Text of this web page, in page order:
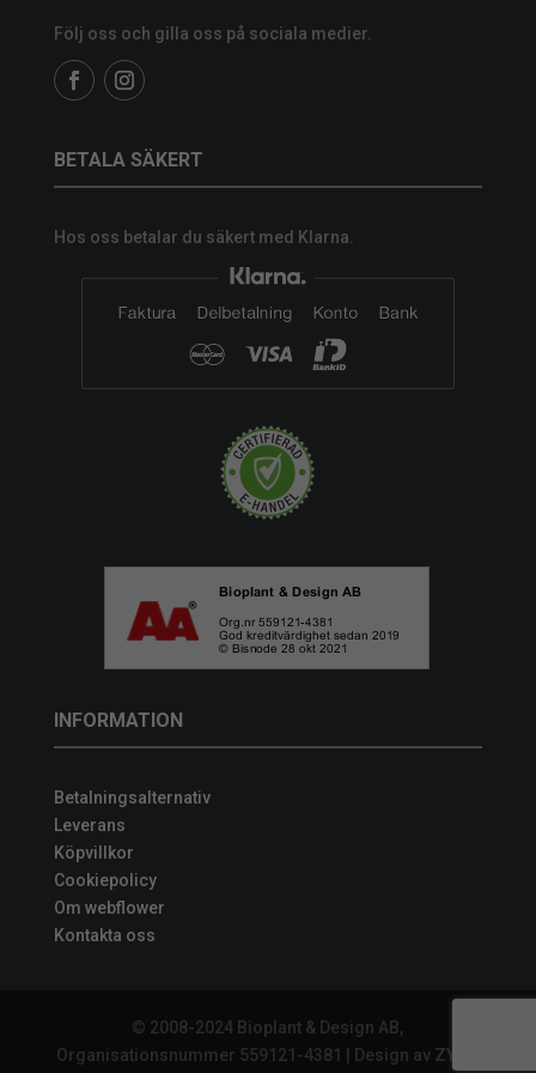
Följ oss och gilla oss på sociala medier.
BETALA SÄKERT
Hos oss betalar du säkert med Klarna.
INFORMATION
Betalningsalternativ
Leverans
Köpvillkor
Cookiepolicy
Om webflower
Kontakta oss
© 2008-2024 Bioplant & Design AB,
Organisationsnummer 559121-4381 | Design av ZYNQ